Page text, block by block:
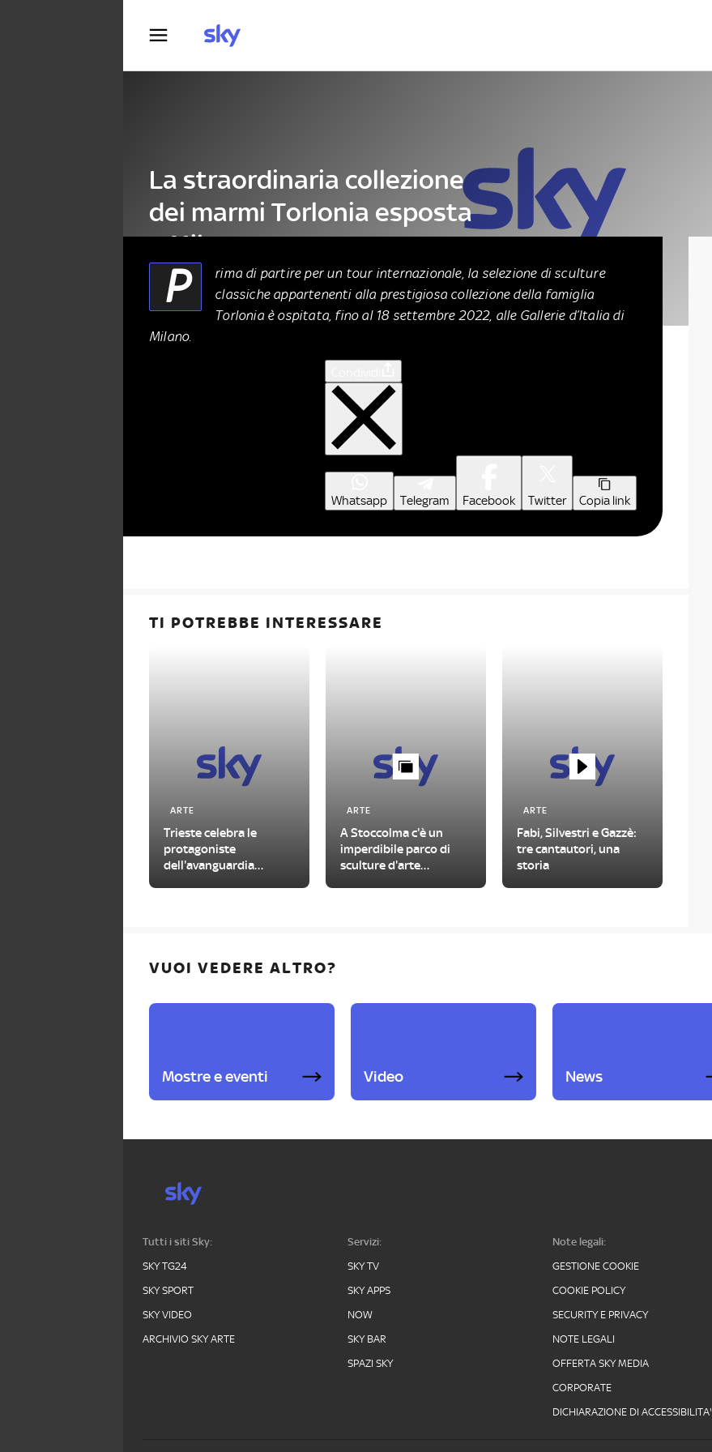
La straordinaria collezione
dei marmi Torlonia esposta
a Milano
ARTE 29 Maggio 2022
P
rima di partire per un tour internazionale, la selezione di sculture
classiche appartenenti alla prestigiosa collezione della famiglia
Torlonia è ospitata, fino al 18 settembre 2022, alle Gallerie d’Italia di
Milano.
Whatsapp Telegram Facebook Twitter Copia link
TI POTREBBE INTERESSARE
ARTE
Trieste celebra le
protagoniste
dell'avanguardia
ARTE
A Stoccolma c'è un
imperdibile parco di
sculture d'arte
ARTE
Fabi, Silvestri e Gazzè:
tre cantautori, una
storia
VUOI VEDERE ALTRO?
Mostre e eventi Video News
Tutti i siti Sky:
SKY TG24
SKY SPORT
SKY VIDEO
ARCHIVIO SKY ARTE
Servizi:
SKY TV
SKY APPS
NOW
SKY BAR
SPAZI SKY
Note legali:
GESTIONE COOKIE
COOKIE POLICY
SECURITY E PRIVACY
NOTE LEGALI
OFFERTA SKY MEDIA
CORPORATE
DICHIARAZIONE DI ACCESSIBILITA'